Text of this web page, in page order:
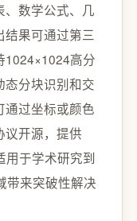
、数学公式、几
果可通过第三
1024×1024高分
态分块识别和交
通过坐标或颜色
议开源，提供
用于学术研究到
带来突破性解决